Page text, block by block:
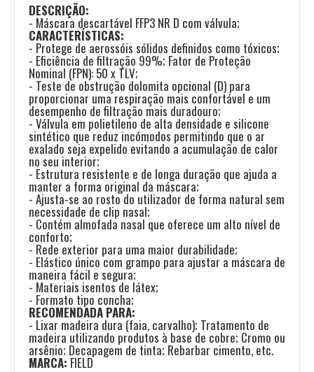
DESCRIÇÃO:
- Máscara descartável FFP3 NR D com válvula;
CARACTERÍSTICAS:
- Protege de aerossóis sólidos definidos como tóxicos;
- Eficiência de filtração 99%; Fator de Proteção
Nominal (FPN): 50 x TLV;
- Teste de obstrução dolomita opcional (D) para
proporcionar uma respiração mais confortável e um
desempenho de filtração mais duradouro;
- Válvula em polietileno de alta densidade e silicone
sintético que reduz incómodos permitindo que o ar
exalado seja expelido evitando a acumulação de calor
no seu interior;
- Estrutura resistente e de longa duração que ajuda a
manter a forma original da máscara;
- Ajusta-se ao rosto do utilizador de forma natural sem
necessidade de clip nasal;
- Contém almofada nasal que oferece um alto nível de
conforto;
- Rede exterior para uma maior durabilidade;
- Elástico único com grampo para ajustar a máscara de
maneira fácil e segura;
- Materiais isentos de látex;
- Formato tipo concha;
RECOMENDADA PARA:
- Lixar madeira dura (faia, carvalho); Tratamento de
madeira utilizando produtos à base de cobre; Cromo ou
arsênio; Decapagem de tinta; Rebarbar cimento, etc.
MARCA: FIELD